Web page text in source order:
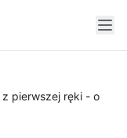
pierwszej ręki - o